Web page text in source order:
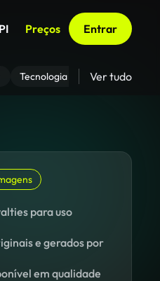
Preços Entrar
Tecnologia Zoom De
Ver tudo
para uso
e gerados por
em qualidade